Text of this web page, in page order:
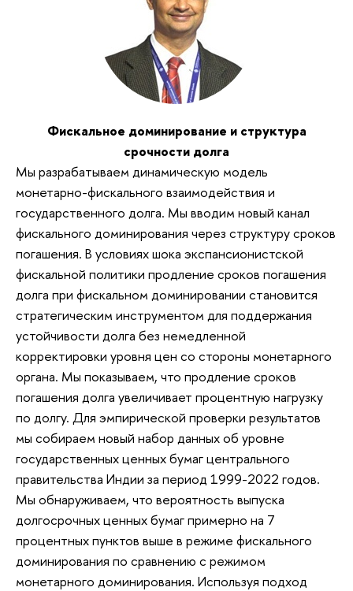
Фискальное доминирование и структура
срочности долга
Мы разрабатываем динамическую модель
монетарно-фискального взаимодействия и
государственного долга. Мы вводим новый канал
фискального доминирования через структуру сроков
погашения. В условиях шока экспансионистской
фискальной политики продление сроков погашения
долга при фискальном доминировании становится
стратегическим инструментом для поддержания
устойчивости долга без немедленной
корректировки уровня цен со стороны монетарного
органа. Мы показываем, что продление сроков
погашения долга увеличивает процентную нагрузку
по долгу. Для эмпирической проверки результатов
мы собираем новый набор данных об уровне
государственных ценных бумаг центрального
правительства Индии за период 1999-2022 годов.
Мы обнаруживаем, что вероятность выпуска
долгосрочных ценных бумаг примерно на 7
процентных пунктов выше в режиме фискального
доминирования по сравнению с режимом
монетарного доминирования. Используя подход